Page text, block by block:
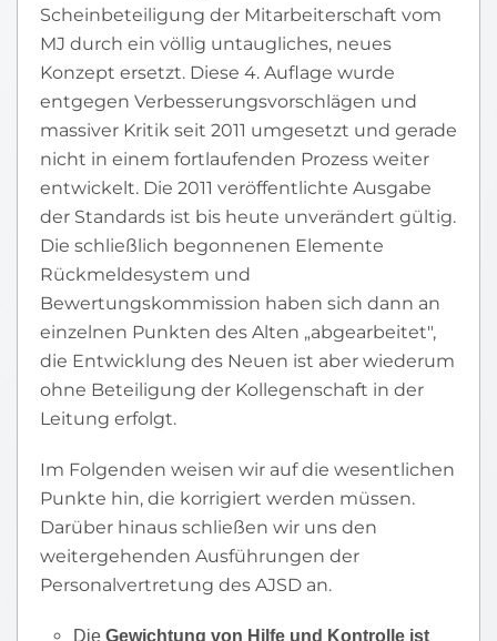
Scheinbeteiligung der Mitarbeiterschaft vom
MJ durch ein völlig untaugliches, neues
Konzept ersetzt. Diese 4. Auflage wurde
entgegen Verbesserungsvorschlägen und
massiver Kritik seit 2011 umgesetzt und gerade
nicht in einem fortlaufenden Prozess weiter
entwickelt. Die 2011 veröffentlichte Ausgabe
der Standards ist bis heute unverändert gültig.
Die schließlich begonnenen Elemente
Rückmeldesystem und
Bewertungskommission haben sich dann an
einzelnen Punkten des Alten „abgearbeitet",
die Entwicklung des Neuen ist aber wiederum
ohne Beteiligung der Kollegenschaft in der
Leitung erfolgt.
Im Folgenden weisen wir auf die wesentlichen
Punkte hin, die korrigiert werden müssen.
Darüber hinaus schließen wir uns den
weitergehenden Ausführungen der
Personalvertretung des AJSD an.
Die Gewichtung von Hilfe und Kontrolle ist